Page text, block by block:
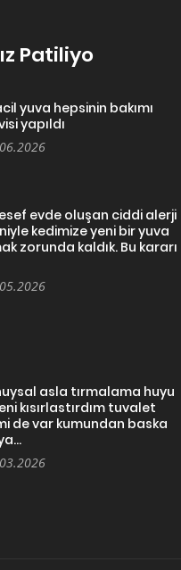
Patiliyo
yuva hepsinin bakımı
yapıldı
evde oluşan ciddi alerji
kedimize yeni bir yuva
zorunda kaldık. Bu kararı
asla tırmalama huyu
kısırlastırdım tuvalet
de var kumundan baska